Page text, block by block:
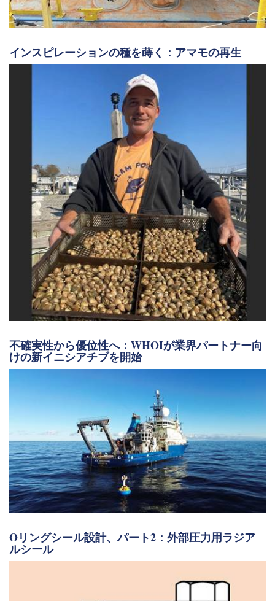
インスピレーションの種を蒔く：アマモの再生
不確実性から優位性へ：WHOIが業界パートナー向
けの新イニシアチブを開始
Oリングシール設計、パート2：外部圧力用ラジア
ルシール